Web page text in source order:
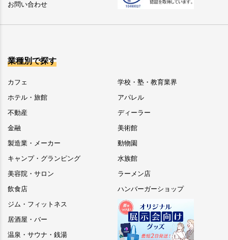
お問い合わせ
業種別で探す
カフェ
ホテル・旅館
不動産
金融
製造業・メーカー
キャンプ・グランピング
美容院・サロン
飲食店
ジム・フィットネス
居酒屋・バー
温泉・サウナ・銭湯
学校・塾・教育業界
アパレル
ディーラー
美術館
動物園
水族館
ラーメン店
ハンバーガーショップ